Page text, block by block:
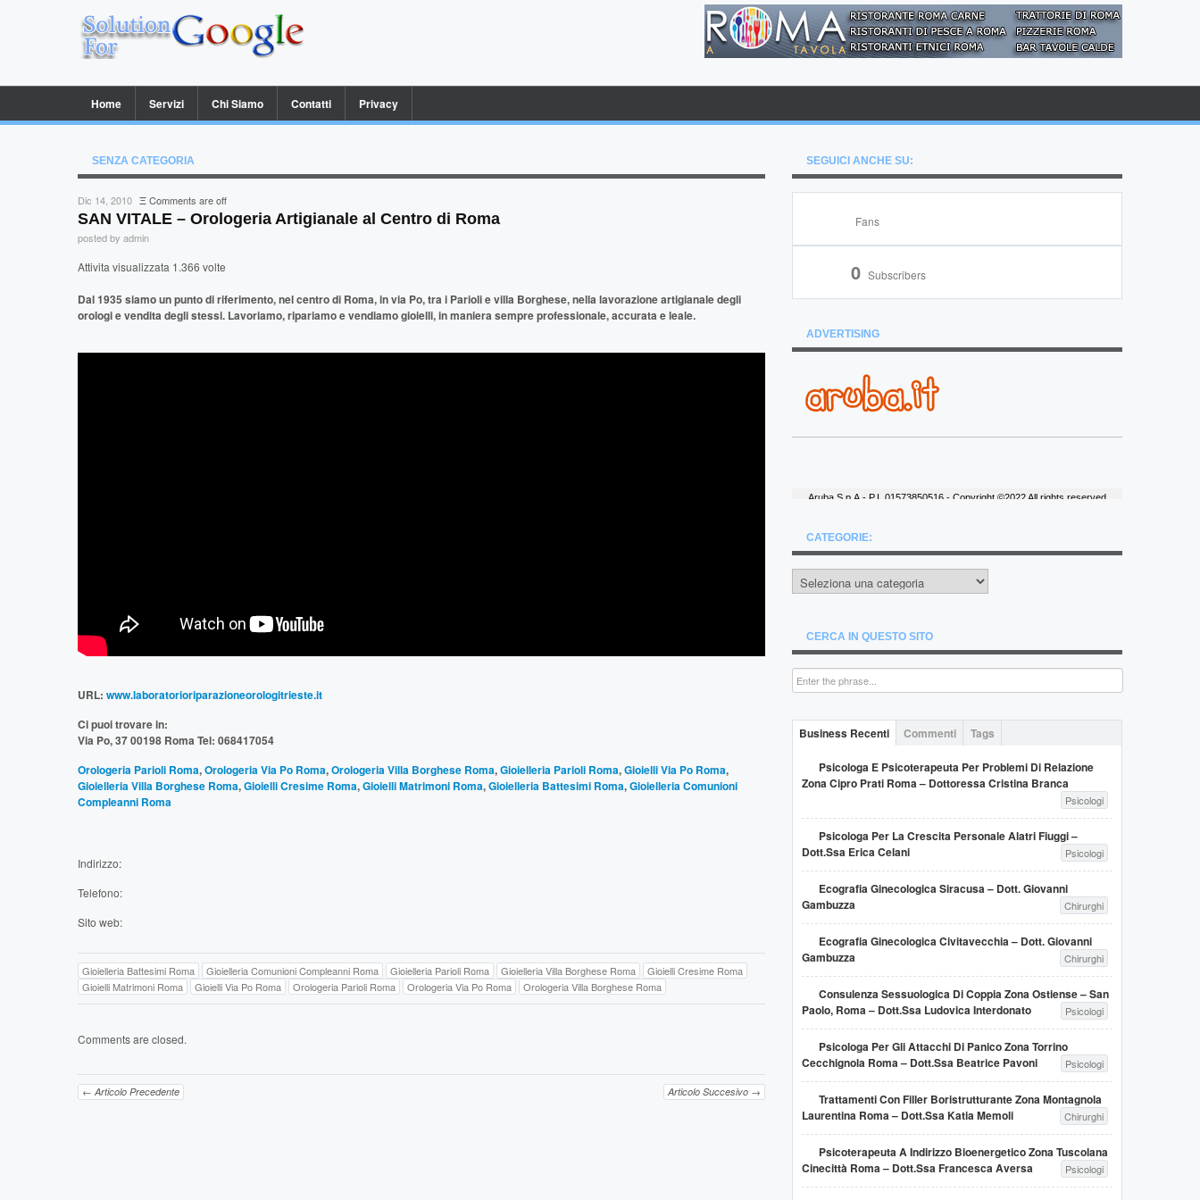
Home Servizi Chi Siamo Contatti Privacy
SENZA CATEGORIA
Dic 14, 2010 ΞComments are off
SAN VITALE – Orologeria Artigianale al Centro di Roma
posted by admin
Attivita visualizzata 1.366 volte
Dal 1935 siamo un punto di riferimento, nel centro di Roma, in via Po, tra i Parioli e villa Borghese, nella lavorazione artigianale degli
orologi e vendita degli stessi. Lavoriamo, ripariamo e vendiamo gioielli, in maniera sempre professionale, accurata e leale.
URL: www.laboratorioriparazioneorologitrieste.it
Ci puoi trovare in:
Via Po, 37 00198 Roma Tel: 068417054
Orologeria Parioli Roma,Orologeria Via Po Roma,Orologeria Villa Borghese Roma,Gioielleria Parioli Roma,Gioielli Via Po Roma,
Gioielleria Villa Borghese Roma,Gioielli Cresime Roma,Gioielli Matrimoni Roma,Gioielleria Battesimi Roma,Gioielleria Comunioni
Compleanni Roma
Indirizzo:
Telefono:
Sito web:
Gioielleria Battesimi Roma Gioielleria Comunioni Compleanni Roma Gioielleria Parioli Roma Gioielleria Villa Borghese Roma
Gioielli Cresime Roma
Gioielli Matrimoni Roma
Gioielli Via Po Roma Orologeria Parioli Roma Orologeria Via Po Roma Orologeria Villa Borghese Roma
Comments are closed.
← Articolo Precedente Articolo Succesivo →
SEGUICI ANCHE SU:
Fans
0 Subscribers
ADVERTISING
CATEGORIE:
Categorie:
CERCA IN QUESTO SITO
Business Recenti Commenti Tags
Psicologa E Psicoterapeuta Per Problemi Di Relazione
Zona Cipro Prati Roma – Dottoressa Cristina Branca
Psicologi
Psicologa Per La Crescita Personale Alatri Fiuggi –
Dott.ssa Erica Celani
Psicologi
Ecografia Ginecologica Siracusa – Dott. Giovanni
Gambuzza
Chirurghi
Ecografia Ginecologica Civitavecchia – Dott. Giovanni
Gambuzza
Chirurghi
Consulenza Sessuologica Di Coppia Zona Ostiense – San
Paolo, Roma – Dott.ssa Ludovica Interdonato
Psicologi
Psicologa Per Gli Attacchi Di Panico Zona Torrino
Cecchignola Roma – Dott.ssa Beatrice Pavoni
Psicologi
Trattamenti Con Filler Boristrutturante Zona Montagnola
Laurentina Roma – Dott.ssa Katia Memoli
Chirurghi
Psicoterapeuta A Indirizzo Bioenergetico Zona Tuscolana
Cinecittà Roma – Dott.ssa Francesca Aversa
Psicologi